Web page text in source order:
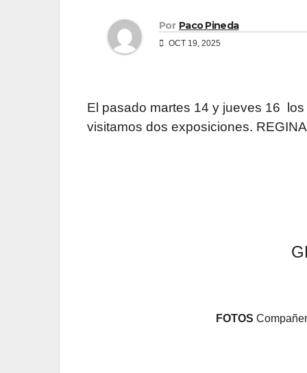
Por Paco Pineda
OCT 19, 2025
El pasado martes 14 y jueves 16
visitamos dos exposiciones.
FOTOS